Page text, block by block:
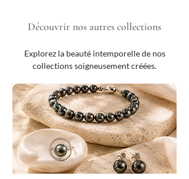
Découvrir nos autres collections
Explorez la beauté intemporelle de nos
collections soigneusement créées.